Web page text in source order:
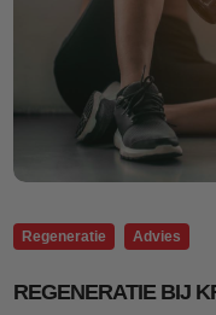
Regeneratie Advies
REGENERATIE BIJ